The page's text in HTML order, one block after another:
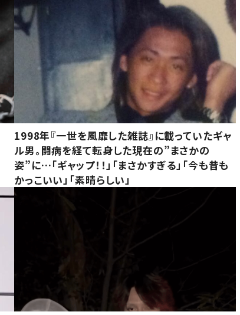
1998年『一世を風靡した雑誌』に載っていたギャ
ル男。闘病を経て転身した現在の”まさかの
姿”に…「ギャップ！！」「まさかすぎる」「今も昔も
かっこいい」「素晴らしい」